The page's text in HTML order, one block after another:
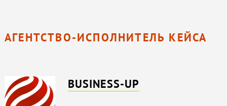
АГЕНТСТВО-ИСПОЛНИТЕЛЬ КЕЙСА
BUSINESS-UP